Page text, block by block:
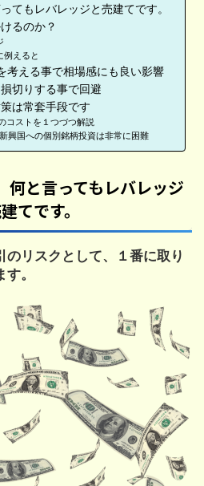
てもレバレッジと売建てです。
るのか？
例えると
考える事で相場感にも良い影響
切りする事で回避
は常套手段です
コストを１つづつ解説
興国への個別銘柄投資は非常に困難
何と言ってもレバレッジ
てです。
のリスクとして、１番に取り
。